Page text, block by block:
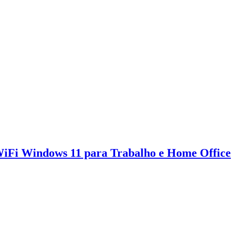
Windows 11 para Trabalho e Home Office